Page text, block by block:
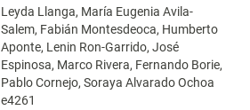
Leyda Llanga, María Eugenia Avila-
Salem, Fabián Montesdeoca, Humberto
Aponte, Lenin Ron-Garrido, José
Espinosa, Marco Rivera, Fernando Borie,
Pablo Cornejo, Soraya Alvarado Ochoa
e4261